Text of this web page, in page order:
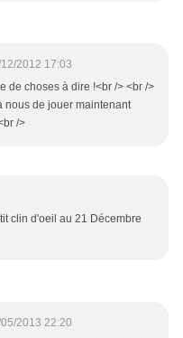
2012 17:03
de choses à dire !<br /> <br />
nous de jouer maintenant
/>
clin d'oeil au 21 Décembre
2013 22:20